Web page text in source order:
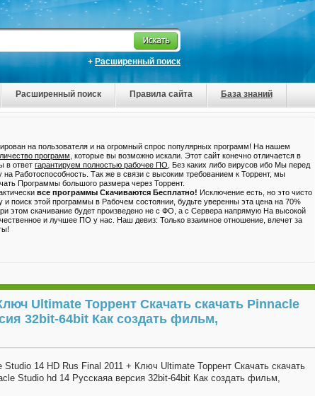
+ Расширенный поиск
Расширенный поиск Правила сайта База знаний
на пользователя и на огромный спрос популярных программ! На нашем
программ , которые вы возможно искали. Этот сайт конечно отличается в
в ответ гарантируем полностью рабочее ПО , Без каких либо вирусов ибо Мы перед
на Работоспособность. Так же в связи с высоким требованием к Торрент, мы
Программы большого размера через Торрент.
все программы Скачиваются Бесплатно! Исключение есть, но это чисто
и поиск этой программы в Рабочем состоянии, будьте уверенны эта цена на 70%
этом скачивание будет произведено не с ФО, а с Сервера напрямую На высокой
и лучшее ПО у нас. Наш девиз: Только взаимное отношение, влечет за
Ultimate Торрент Скачать скачать Pinnacle
32bit-64bit Как создать фильм,